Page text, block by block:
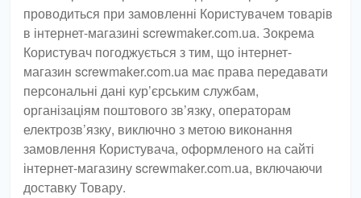
проводиться при замовленні Користувачем товарів
в інтернет-магазині screwmaker.com.ua. Зокрема
Користувач погоджується з тим, що інтернет-
магазин screwmaker.com.ua має права передавати
персональні дані кур’єрським службам,
організаціям поштового зв’язку, операторам
електрозв’язку, виключно з метою виконання
замовлення Користувача, оформленого на сайті
інтернет-магазину screwmaker.com.ua, включаючи
доставку Товару.